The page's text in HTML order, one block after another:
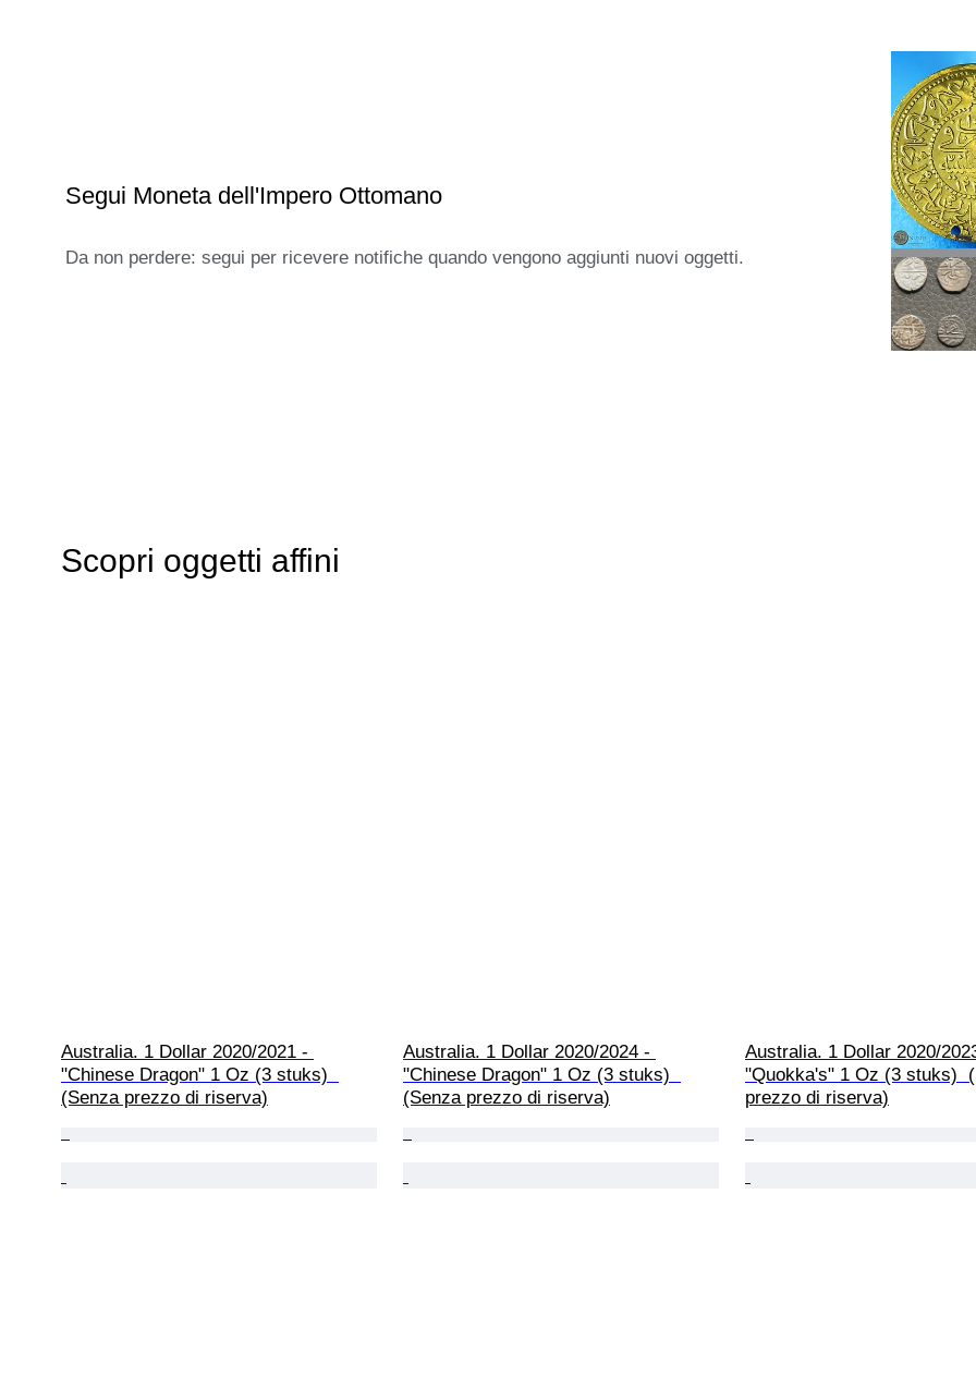
Segui Moneta dell'Impero Ottomano
Da non perdere: segui per ricevere notifiche quando vengono aggiunti nuovi oggetti.
Scopri oggetti affini
Australia. 1 Dollar 2020/2021 -
"Chinese Dragon" 1 Oz (3 stuks)
(Senza prezzo di riserva)
Australia. 1 Dollar 2020/2024 -
"Chinese Dragon" 1 Oz (3 stuks)
(Senza prezzo di riserva)
Australia. 1 Dollar 2020/
"Quokka's" 1 Oz (3 stuks)
prezzo di riserva)